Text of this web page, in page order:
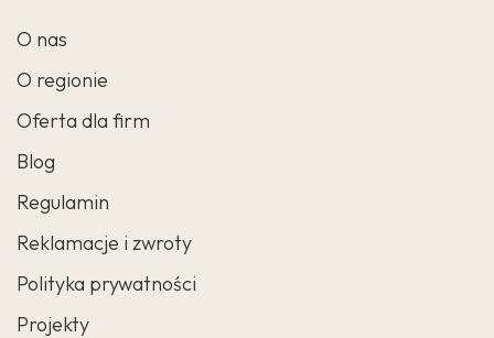
O nas
O regionie
Oferta dla firm
Blog
Regulamin
Reklamacje i zwroty
Polityka prywatności
Projekty